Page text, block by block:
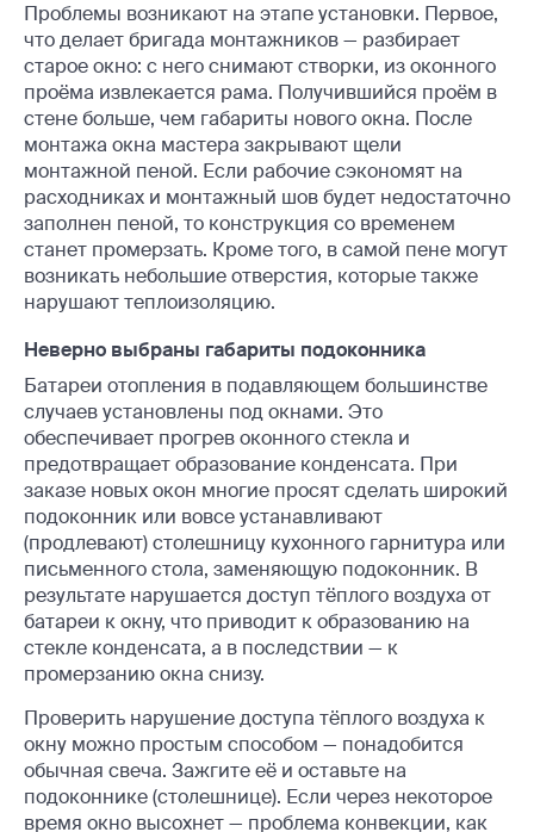
Проблемы возникают на этапе установки. Первое,
что делает бригада монтажников — разбирает
старое окно: с него снимают створки, из оконного
проёма извлекается рама. Получившийся проём в
стене больше, чем габариты нового окна. После
монтажа окна мастера закрывают щели
монтажной пеной. Если рабочие сэкономят на
расходниках и монтажный шов будет недостаточно
заполнен пеной, то конструкция со временем
станет промерзать. Кроме того, в самой пене могут
возникать небольшие отверстия, которые также
нарушают теплоизоляцию.
Неверно выбраны габариты подоконника
Батареи отопления в подавляющем большинстве
случаев установлены под окнами. Это
обеспечивает прогрев оконного стекла и
предотвращает образование конденсата. При
заказе новых окон многие просят сделать широкий
подоконник или вовсе устанавливают
(продлевают) столешницу кухонного гарнитура или
письменного стола, заменяющую подоконник. В
результате нарушается доступ тёплого воздуха от
батареи к окну, что приводит к образованию на
стекле конденсата, а в последствии — к
промерзанию окна снизу.
Проверить нарушение доступа тёплого воздуха к
окну можно простым способом — понадобится
обычная свеча. Зажгите её и оставьте на
подоконнике (столешнице). Если через некоторое
время окно высохнет — проблема конвекции, как